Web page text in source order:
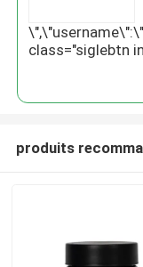
class="siglebtn
produits